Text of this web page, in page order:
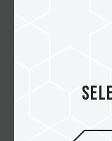
#DELTA RGB